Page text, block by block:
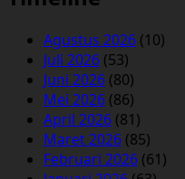
Agustus 2026 (10)
Juli 2026 (53)
Juni 2026 (80)
Mei 2026 (86)
April 2026 (81)
Maret 2026 (85)
Februari 2026 (61)